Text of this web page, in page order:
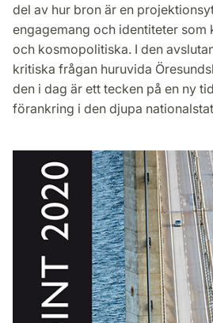
del av hur bron är en
engagemang och identiteter som
och kosmopolitiska. I den
kritiska frågan huruvida
den i dag är ett tecken på en ny
förankring i den djupa